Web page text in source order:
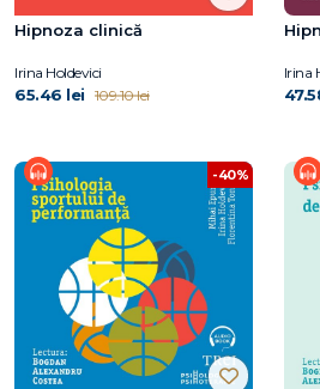
Hipnoza clinică
Irina Holdevici
65.46 lei 109.10 lei
Irina
-40%